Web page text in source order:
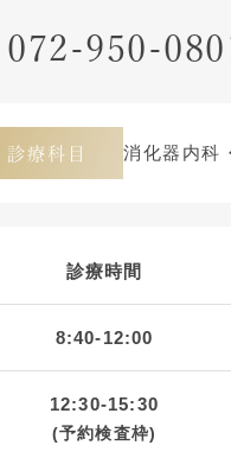
072-950-
診療科目 消化器内科
診療時間
8:40-12:00
12:30-15:30
(予約検査枠)